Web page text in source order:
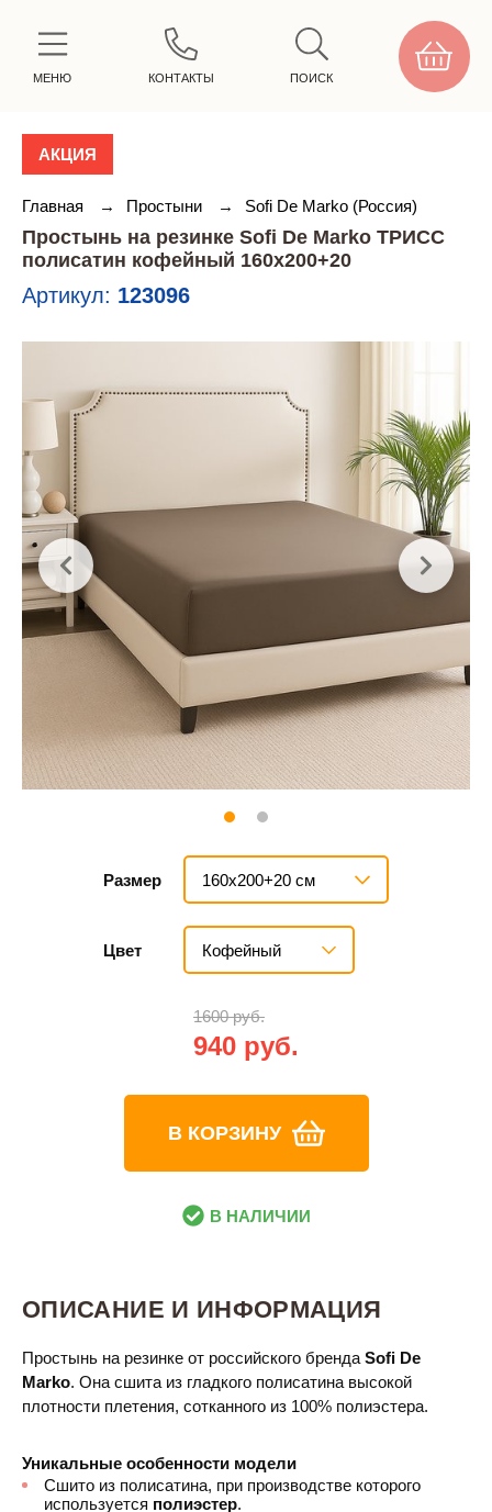
МЕНЮ КОНТАКТЫ ПОИСК
АКЦИЯ
Главная → Простыни → Sofi De Marko (Россия)
Простынь на резинке Sofi De Marko ТРИСС
полисатин кофейный 160х200+20
Артикул: 123096
Размер 160х200+20 см
Цвет Кофейный
1600 руб.
940 руб.
В КОРЗИНУ
В НАЛИЧИИ
ОПИСАНИЕ И ИНФОРМАЦИЯ
Простынь на резинке от российского бренда Sofi De
Marko. Она сшита из гладкого полисатина высокой
плотности плетения, сотканного из 100% полиэстера.
Уникальные особенности модели
Сшито из полисатина, при производстве которого
используется полиэстер.